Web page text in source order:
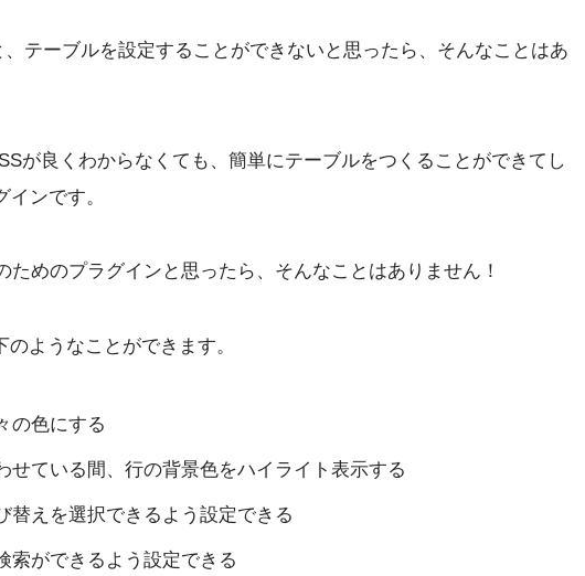
テーブルを設定することができないと思ったら、そんなことはあ
が良くわからなくても、簡単にテーブルをつくることができてし
ンです。
ためのプラグインと思ったら、そんなことはありません！
ようなことができます。
の色にする
せている間、行の背景色をハイライト表示する
替えを選択できるよう設定できる
索ができるよう設定できる